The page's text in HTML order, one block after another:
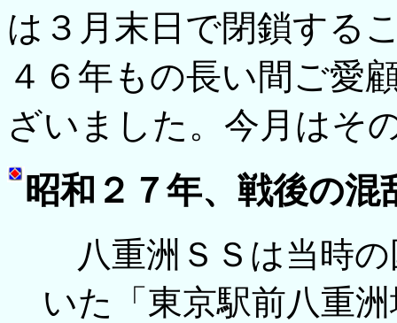
は３月末日で閉鎖する
４６年もの長い間ご愛
ざいました。今月はそ
昭和２７年、戦後の混
八重洲ＳＳは当時の
いた「東京駅前八重